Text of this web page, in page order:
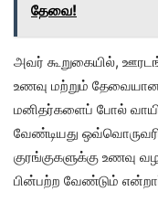
தேவை!
அவர் கூறுகையில்,
உணவு மற்றும்
மனிதர்களைப் போல்
வேண்டியது
குரங்குகளுக்கு உணவு
பின்பற்ற வேண்டும்